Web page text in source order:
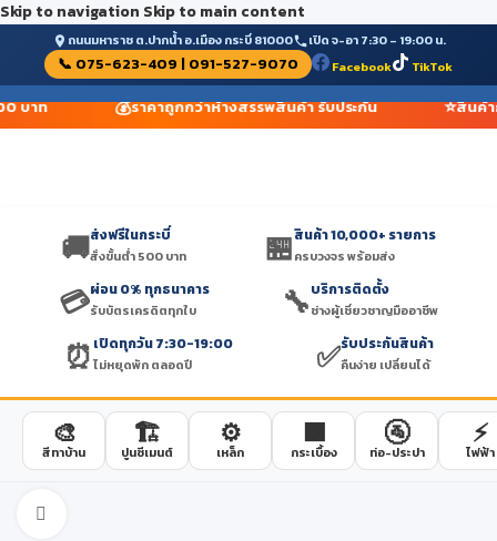
Skip to navigation Skip to main content
ถนนมหาราช ต.ปากน้ำ อ.เมือง กระบี่ 81000 เปิด จ-อา 7:30 – 19:00 น.
📞 075-623-409 | 091-527-9070 Facebook TikTok
บาท 💰ราคาถูกกว่าห้างสรรพสินค้า รับประกัน ⭐สินค้า
🚚ส่งฟรีในกระบี่
สั่งขั้นต่ำ 500 บาท 🏪สินค้า 10,000+ รายการ
ครบวงจร พร้อมส่ง
💳ผ่อน 0% ทุกธนาคาร
รับบัตรเครดิตทุกใบ 🔧บริการติดตั้ง
ช่างผู้เชี่ยวชาญมืออาชีพ
⏰ เปิดทุกวัน 7:30-19:00
ไม่หยุดพัก ตลอดปี ✅รับประกันสินค้า
คืนง่าย เปลี่ยนได้
🎨
สีทาบ้าน
🏗️
ปูนซีเมนต์
⚙️
เหล็ก
🟫
กระเบื้อง
🚰
ท่อ-ประปา
⚡
ไฟฟ้า